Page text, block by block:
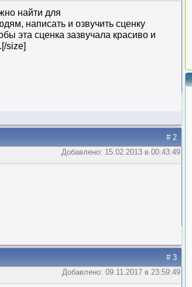
найти для
написать и озвучить сценку
эта сценка зазвучала красиво и
size]
# 2
Добавлено: 15.02.2013 в 00:43:49
# 3
Добавлено: 09.11.2017 в 23:59:49